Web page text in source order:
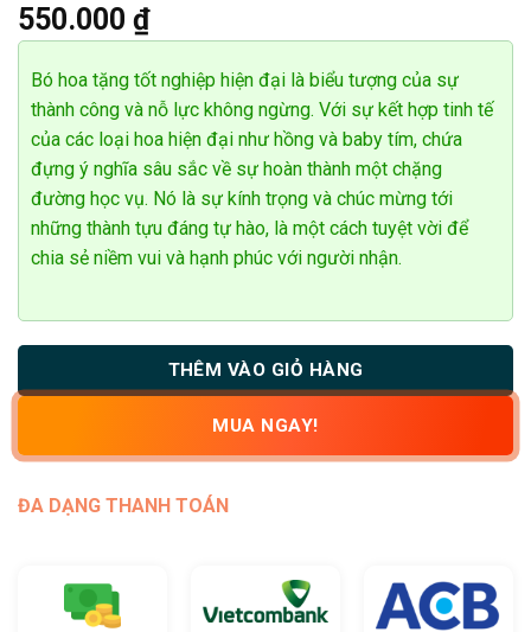
dựa trên
đánh giá
550.000 ₫
Bó hoa tặng tốt nghiệp hiện đại là biểu tượng của sự
thành công và nỗ lực không ngừng. Với sự kết hợp tinh tế
của các loại hoa hiện đại như hồng và baby tím, chứa
đựng ý nghĩa sâu sắc về sự hoàn thành một chặng
đường học vụ. Nó là sự kính trọng và chúc mừng tới
những thành tựu đáng tự hào, là một cách tuyệt vời để
chia sẻ niềm vui và hạnh phúc với người nhận.
THÊM VÀO GIỎ HÀNG
MUA NGAY!
ĐA DẠNG THANH TOÁN